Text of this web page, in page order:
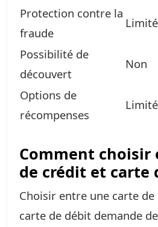
Protection contre la
fraude
Possibilité de
découvert
Non
Options de
récompenses
Comment choisir
de crédit et carte
Choisir entre une carte
carte de débit demande